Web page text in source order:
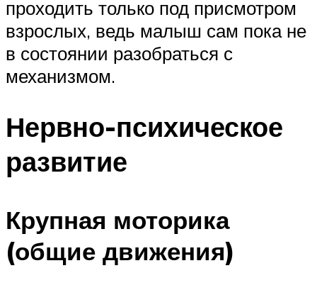
проходить только под присмотром
взрослых, ведь малыш сам пока не
в состоянии разобраться с
механизмом.
Нервно-психическое
развитие
Крупная моторика
(общие движения)